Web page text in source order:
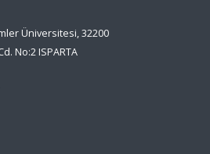
Üniversitesi, 32200
No:2 ISPARTA